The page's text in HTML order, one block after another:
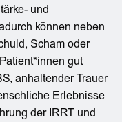
und
können neben
Scham oder
gut
anhaltender Trauer
Erlebnisse
der IRRT und